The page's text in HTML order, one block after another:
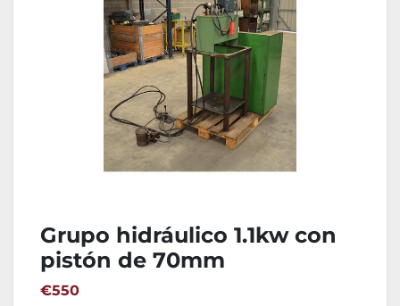
Grupo hidráulico 1.1kw con
pistón de 70mm
€550